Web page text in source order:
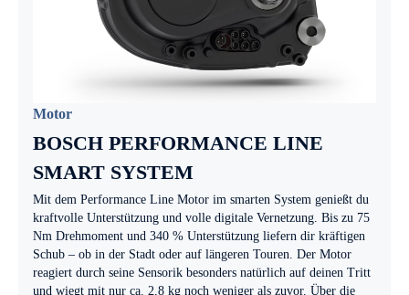
Motor
BOSCH PERFORMANCE LINE
SMART SYSTEM
Mit dem Performance Line Motor im smarten System genießt du
kraftvolle Unterstützung und volle digitale Vernetzung. Bis zu 75
Nm Drehmoment und 340 % Unterstützung liefern dir kräftigen
Schub – ob in der Stadt oder auf längeren Touren. Der Motor
reagiert durch seine Sensorik besonders natürlich auf deinen Tritt
und wiegt mit nur ca. 2,8 kg noch weniger als zuvor. Über die